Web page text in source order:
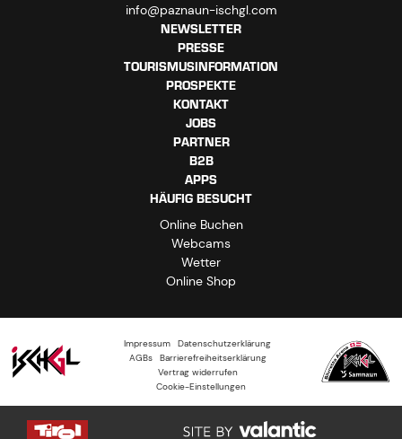
info@paznaun-ischgl.com
NEWSLETTER
PRESSE
TOURISMUSINFORMATION
PROSPEKTE
KONTAKT
JOBS
PARTNER
B2B
APPS
HÄUFIG BESUCHT
Online Buchen
Webcams
Wetter
Online Shop
Impressum
Datenschutzerklärung
AGBs
Barrierefreiheitserklärung
Vertrag widerrufen
Cookie-Einstellungen